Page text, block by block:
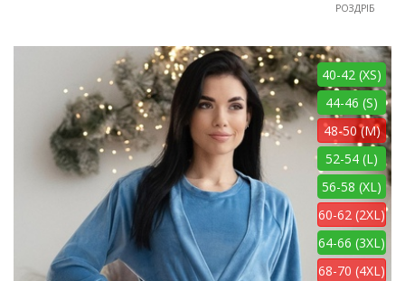
РОЗДРІБ
40-42 (XS)
44-46 (S)
48-50 (M)
52-54 (L)
56-58 (XL)
60-62 (2XL)
64-66 (3XL)
68-70 (4XL)